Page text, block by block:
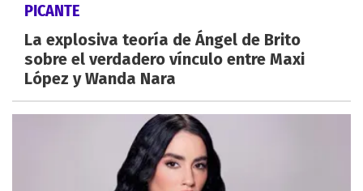
PICANTE
La explosiva teoría de Ángel de Brito
sobre el verdadero vínculo entre Maxi
López y Wanda Nara